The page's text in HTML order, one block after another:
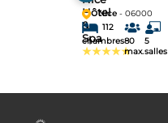
Hôtel
&
Spa
★★★★★
Nice- 06000
112
chambres80
max.
5
salles